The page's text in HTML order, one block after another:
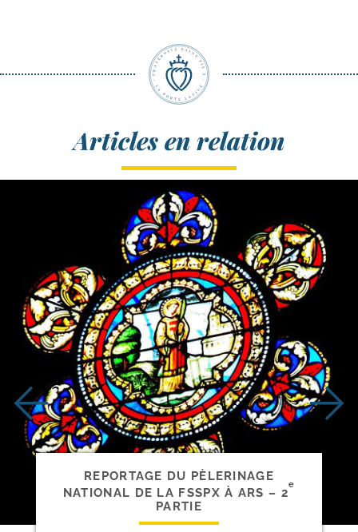
Articles en relation
REPORTAGE DU PÈLERINAGE
NATIONAL DE LA FSSPX À ARS – 2
e
PARTIE